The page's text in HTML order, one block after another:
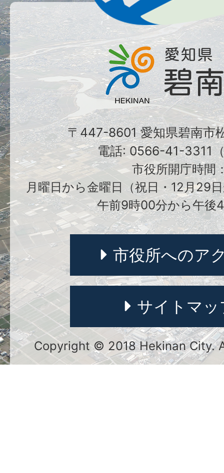
〒447-8601 愛知県碧南市
電話: 0566-41-3311
市役所開庁時間
月曜日から金曜日（祝日・12月29
午前9時00分から午後
市役所へのア
サイトマッ
Copyright © 2018 Hekinan City.